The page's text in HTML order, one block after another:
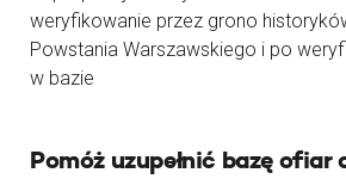
weryfikowanie przez grono
Powstania Warszawskiego i po
w bazie
Pomóż uzupełnić bazę